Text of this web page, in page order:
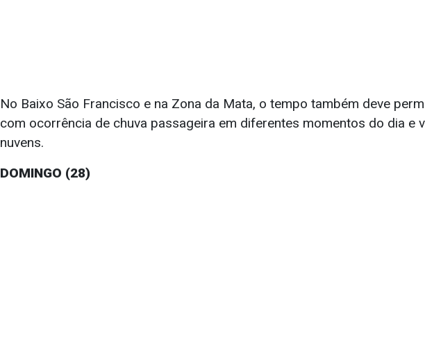
No Baixo São Francisco e na Zona da Mata, o tempo também deve
com ocorrência de chuva passageira em diferentes momentos do dia e
nuvens.
DOMINGO (28)